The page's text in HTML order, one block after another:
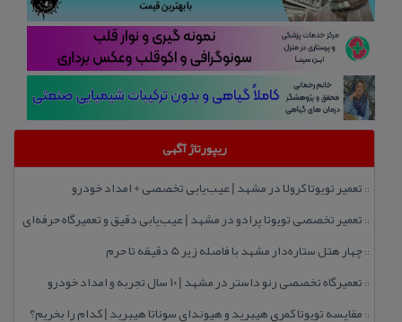
ریپورتاژ آگهی
:: تعمیر تویوتا كرولا در مشهد | عیب‌یابی تخصصی + امداد خودرو
:: تعمیر تخصصی تویوتا پرادو در مشهد | عیب‌یابی دقیق و تعمیرگاه حرفه‌ای
::چهار هتل‌ ستاره‌دار مشهد با فاصله زیر 5 دقیقه تا حرم
:: تعمیرگاه تخصصی رنو داستر در مشهد | ۱۰ سال تجربه و امداد خودرو
:: مقایسه تویوتا كمری هیبرید و هیوندای سوناتا هیبرید | كدام را بخریم؟